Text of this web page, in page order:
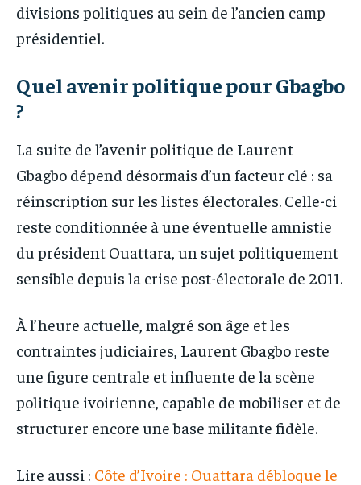
divisions politiques au sein de l’ancien camp
présidentiel.
Quel avenir politique pour Gbagbo
?
La suite de l’avenir politique de Laurent
Gbagbo dépend désormais d’un facteur clé : sa
réinscription sur les listes électorales. Celle-ci
reste conditionnée à une éventuelle amnistie
du président Ouattara, un sujet politiquement
sensible depuis la crise post-électorale de 2011.
À l’heure actuelle, malgré son âge et les
contraintes judiciaires, Laurent Gbagbo reste
une figure centrale et influente de la scène
politique ivoirienne, capable de mobiliser et de
structurer encore une base militante fidèle.
Lire aussi : Côte d’Ivoire : Ouattara débloque le